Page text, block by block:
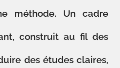
méthode. Un cadre
construit au fil des
des études claires,